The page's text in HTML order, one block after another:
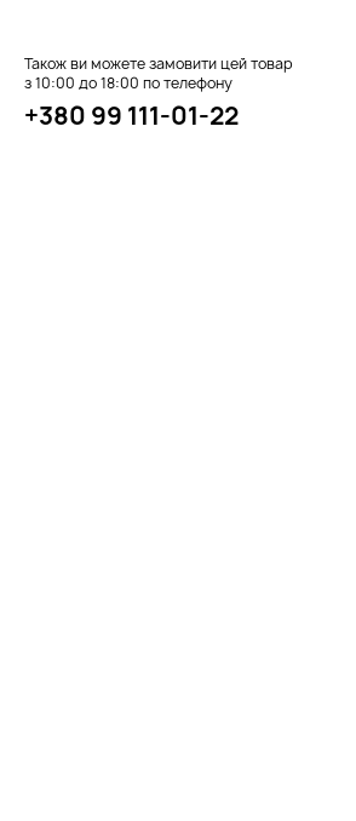
Також ви можете замовити цей товар
з 10:00 до 18:00 по телефону
+380 99 111-01-22